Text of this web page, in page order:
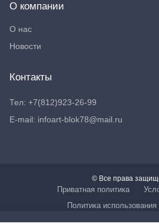
О компании
О нас
Новости
Контакты
Тел: +7(812)923-26-99
E-mail: infoart-blok78@mail.ru
© Все права
Приватная политика
Политика